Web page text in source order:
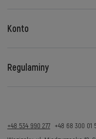
Konto
Regulaminy
+48 534 990 277 +48 68 300 01